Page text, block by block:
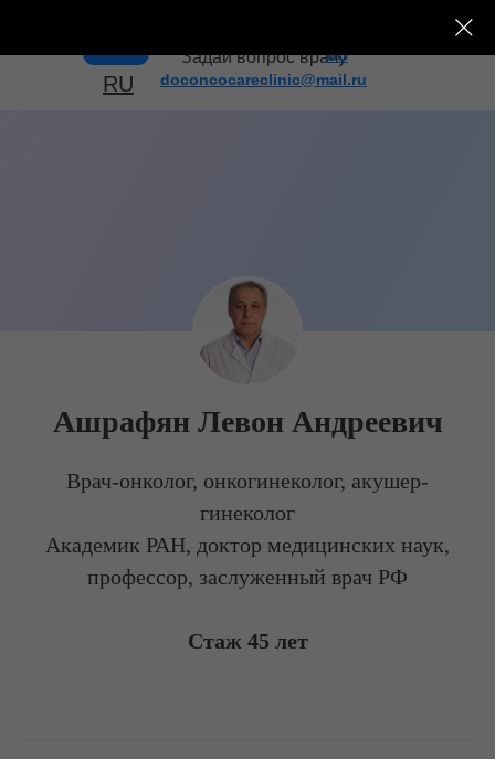
RU
Задай вопрос врачу
08
doconcocareclinic@mail.ru
Ашрафян Левон Андреевич
Врач-онколог, онкогинеколог, акушер-
гинеколог
Академик РАН, доктор медицинских наук,
профессор, заслуженный врач РФ
Стаж 45 лет